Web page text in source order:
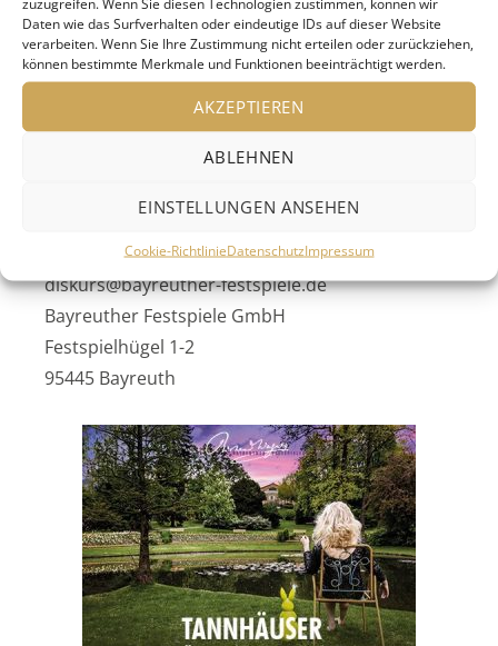
Daten wie das Surfverhalten oder eindeutige IDs auf dieser Website
verarbeiten. Wenn Sie Ihre Zustimmung nicht erteilen oder zurückziehen,
können bestimmte Merkmale und Funktionen beeinträchtigt werden.
AKZEPTIEREN
ABLEHNEN
EINSTELLUNGEN ANSEHEN
Cookie-RichtlinieDatenschutzImpressum
neuen Musikdrama: Wagners Stilbildungsschule
https://www.bayreuther-
festspiele.de/programm/diskurs-
bayreuth/konzerte-2019/
Kuratorin: Dr. Marie Luise Maintz, Mail:
diskurs@bayreuther-festspiele.de
Bayreuther Festspiele GmbH
Festspielhügel 1-2
95445 Bayreuth